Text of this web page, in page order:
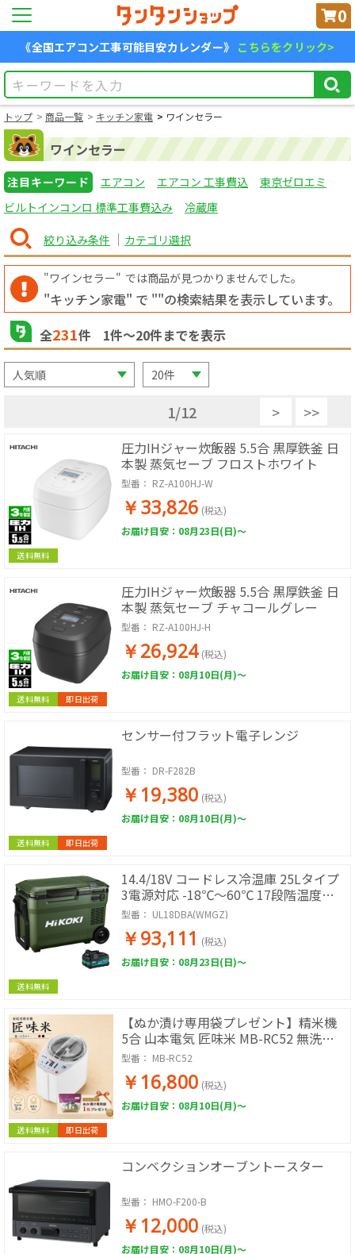
0
《全国エアコン工事可能目安カレンダー》 こちらをクリック>
トップ 商品一覧 キッチン家電 ワインセラー
ワインセラー
注目キーワード エアコン エアコン 工事費込
東京ゼロエミ
ビルトインコンロ 標準工事費込み
冷蔵庫
絞り込み条件 カテゴリ選択
"ワインセラー" では商品が見つかりませんでした。
"キッチン家電" で ""の検索結果を表示しています。
全231件 1件〜20件までを表示
1/12 > >>
送料無料
圧力IHジャー炊飯器 5.5合 黒厚鉄釜 日
本製 蒸気セーブ フロストホワイト
型番： RZ-A100HJ-W
￥33,826 (税込)
お届け目安：08月23日(日)～
送料無料 即日出荷
圧力IHジャー炊飯器 5.5合 黒厚鉄釜 日
本製 蒸気セーブ チャコールグレー
型番： RZ-A100HJ-H
￥26,924 (税込)
お届け目安：08月10日(月)～
送料無料 即日出荷
センサー付フラット電子レンジ
型番： DR-F282B
￥19,380 (税込)
お届け目安：08月10日(月)～
送料無料
14.4/18V コードレス冷温庫 25Lタイプ
3電源対応 -18℃～60℃ 17段階温度設
定 高容量蓄電池1個付き ACアダプタ 車
載用DCコード付き フォレストグリーン
型番： UL18DBA(WMGZ)
￥93,111 (税込)
お届け目安：08月23日(日)～
送料無料 即日出荷
【ぬか漬け専用袋プレゼント】精米機
5合 山本電気 匠味米 MB-RC52 無洗米
対応 再精米対応 日本製 道場六三郎監修
家庭用精米機 小型 精米機 ライスクリー
ナー 米ぬか MICHIBA
型番： MB-RC52
￥16,800 (税込)
お届け目安：08月10日(月)～
コンベクションオーブントースター
型番： HMO-F200-B
￥12,000 (税込)
お届け目安：08月10日(月)～